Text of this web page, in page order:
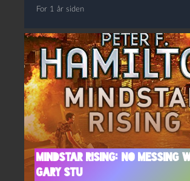
For 1 år siden
Mindstar rising: No messing
Gary Stu